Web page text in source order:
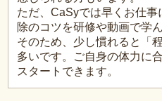
ただ、CaSyでは早くお仕
除のコツを研修や動画で学
そのため、少し慣れると「
多いです。ご自身の体力に
スタートできます。